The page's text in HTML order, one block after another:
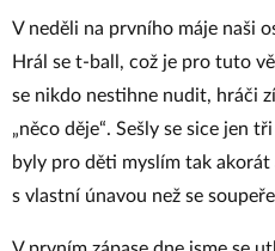
V neděli na prvního máje naši
Hrál se t-ball, což je pro tuto
se nikdo nestihne nudit, hráči
„něco děje“. Sešly se sice jen
byly pro děti myslím tak akorát
s vlastní únavou než se